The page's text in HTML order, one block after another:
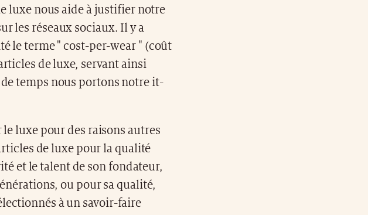
luxe nous aide à justifier notre
les réseaux sociaux. Il y a
le terme " cost-per-wear " (coût
de luxe, servant ainsi
temps nous portons notre it-
luxe pour des raisons autres
de luxe pour la qualité
et le talent de son fondateur,
ou pour sa qualité,
à un savoir-faire